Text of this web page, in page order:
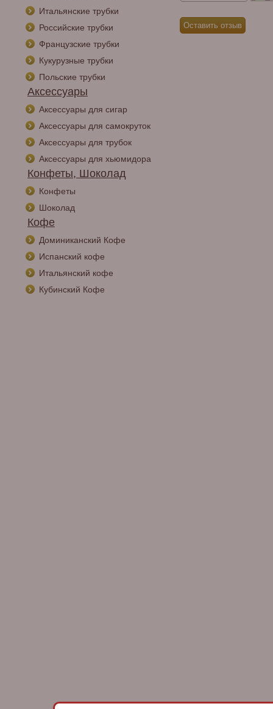
Итальянские трубки
Российские трубки
Французские трубки
Кукурузные трубки
Польские трубки
Аксессуары
Аксессуары для сигар
Аксессуары для самокруток
Аксессуары для трубок
Аксессуары для хьюмидора
Конфеты, Шоколад
Конфеты
Шоколад
Кофе
Доминиканский Кофе
Испанский кофе
Итальянский кофе
Кубинский Кофе